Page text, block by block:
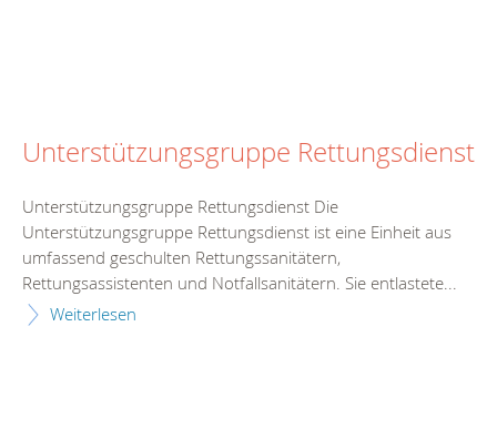
Unterstützungsgruppe Rettungsdienst
Unterstützungsgruppe Rettungsdienst Die
Unterstützungsgruppe Rettungsdienst ist eine Einheit aus
umfassend geschulten Rettungssanitätern,
Rettungsassistenten und Notfallsanitätern. Sie entlastete...
Weiterlesen